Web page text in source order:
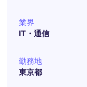
業界
IT・通信
勤務地
東京都